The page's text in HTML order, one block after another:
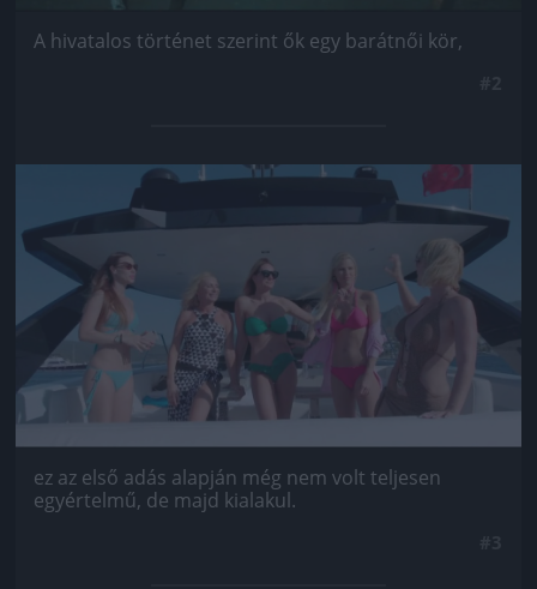
A hivatalos történet szerint ők egy barátnői kör,
Jön még kép!
ez az első adás alapján még nem volt teljesen
egyértelmű, de majd kialakul.